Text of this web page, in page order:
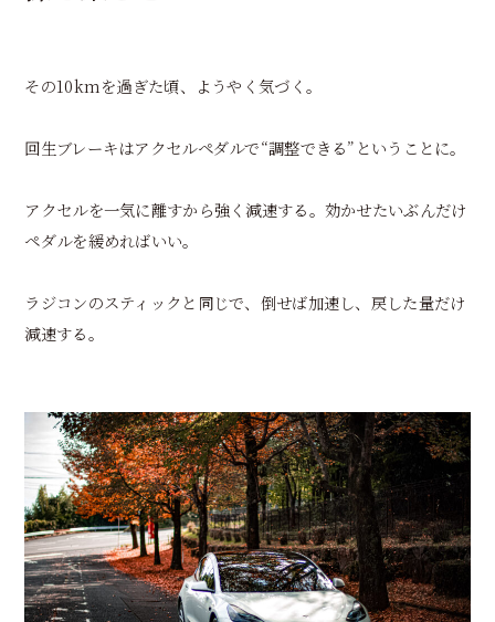
その10kmを過ぎた頃、ようやく気づく。
回生ブレーキはアクセルペダルで“調整できる”ということに。
アクセルを一気に離すから強く減速する。効かせたいぶんだけ
ペダルを緩めればいい。
ラジコンのスティックと同じで、倒せば加速し、戻した量だけ
減速する。